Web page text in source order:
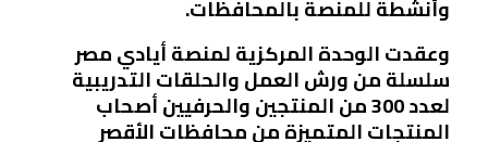
وأنشطة للمنصة بالمحافظات.
وعقدت الوحدة المركزية لمنصة أيادي مصر
سلسلة من ورش العمل والحلقات التدريبية
لعدد 300 من المنتجين والحرفيين أصحاب
المنتجات المتميزة من محافظات الأقصر